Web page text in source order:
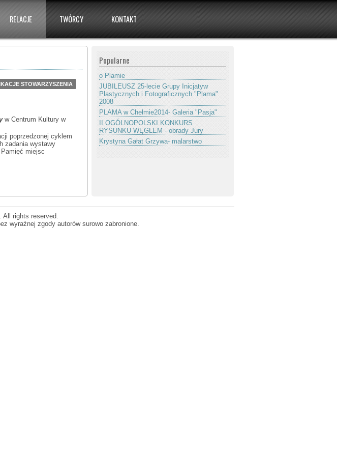
RELACJE TWÓRCY KONTAKT
STOWARZYSZENIA
w Centrum Kultury w
poprzedzonej cyklem
zadania wystawy
miejsc
Popularne
o Plamie
JUBILEUSZ 25-lecie Grupy Inicjatyw
Plastycznych i Fotograficznych "Plama"
2008
PLAMA w Chełmie2014- Galeria "Pasja"
II OGÓLNOPOLSKI KONKURS
RYSUNKU WĘGLEM - obrady Jury
Krystyna Gałat Grzywa- malarstwo
rights reserved.
wyraźnej zgody autorów surowo zabronione.